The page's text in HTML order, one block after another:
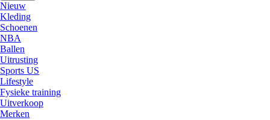
Nieuw
Kleding
Schoenen
NBA
Ballen
Uitrusting
Sports US
Lifestyle
Fysieke training
Uitverkoop
Merken